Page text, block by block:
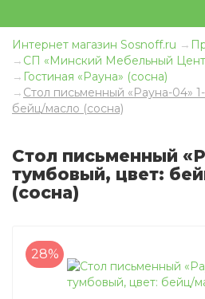
Интернет магазин Sosnoff.ru
СП «Минский Мебельный
Гостиная «Рауна» (сосна)
Стол письменный «Рауна-04»
бейц/масло (сосна)
Стол письменный
тумбовый, цвет:
(сосна)
28%